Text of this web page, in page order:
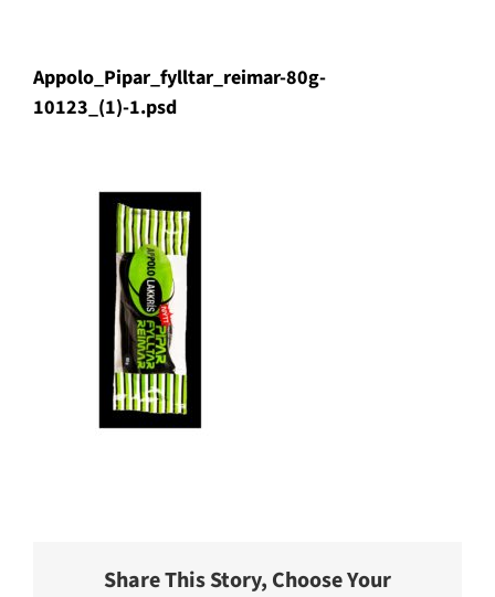
Appolo_Pipar_fylltar_reimar-80g-
10123_(1)-1.psd
Share This Story, Choose Your